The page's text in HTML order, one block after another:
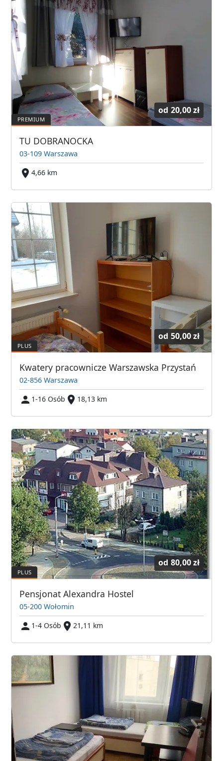
od 20,00 zł
TU DOBRANOCKA
03-109 Warszawa
4,66 km
od 50,00 zł
Kwatery pracownicze Warszawska Przystań
02-856 Warszawa
1-16 Osób
18,13 km
od 80,00 zł
Pensjonat Alexandra Hostel
05-200 Wołomin
1-4 Osób
21,11 km